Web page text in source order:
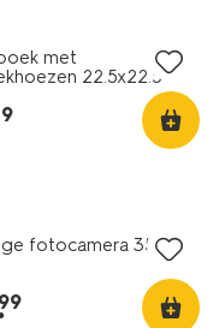
met
22.5x22.5
fotocamera 35mm
.
99